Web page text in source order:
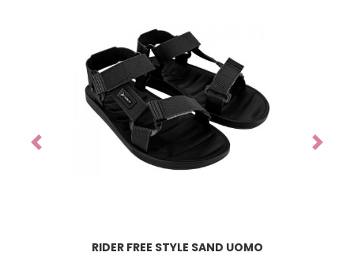
RIDER FREE STYLE SAND UOMO
Previous Next